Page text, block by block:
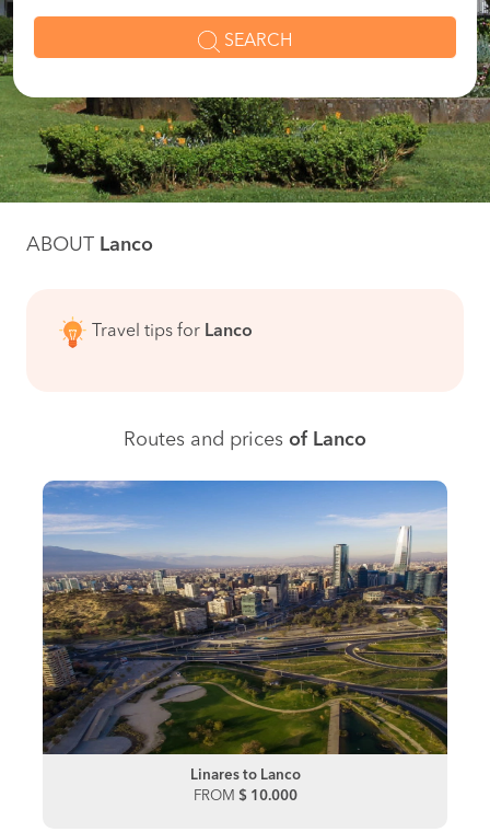
SEARCH
ABOUT Lanco
Travel tips for Lanco
Routes and prices of Lanco
Linares to Lanco
FROM $ 10.000